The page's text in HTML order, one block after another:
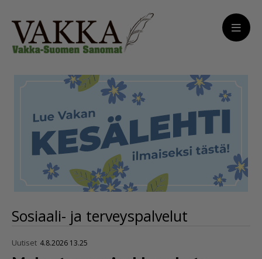
Sosiaali- ja terveyspalvelut
Uutiset 4.8.2026 13.25